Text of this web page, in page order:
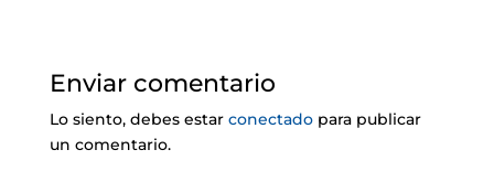
Enviar comentario
Lo siento, debes estar conectadopara publicar
un comentario.